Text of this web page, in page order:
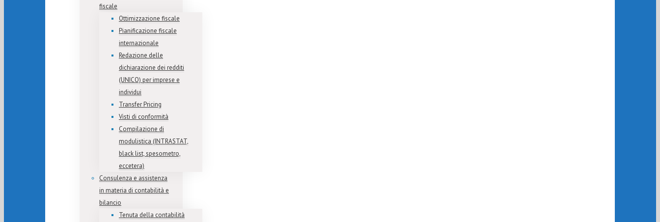
fiscale
Ottimizzazione fiscale
Pianificazione fiscale
internazionale
Redazione delle
dichiarazione dei redditi
(UNICO) per imprese e
individui
Transfer Pricing
Visti di conformità
Compilazione di
modulistica (INTRASTAT,
black list, spesometro,
eccetera)
Consulenza e assistenza
in materia di contabilità e
bilancio
Tenuta della contabilità